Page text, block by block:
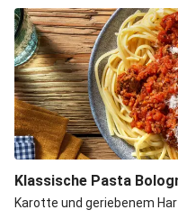
Klassische Pasta
Karotte und geriebenem